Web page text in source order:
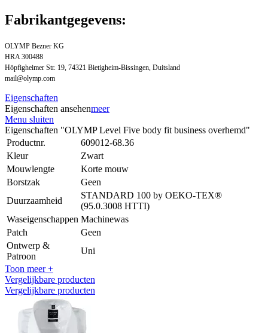
Fabrikantgegevens:
OLYMP Bezner KG
HRA 300488
Höpfigheimer Str. 19, 74321 Bietigheim-Bissingen, Duitsland
mail@olymp.com
Eigenschaften
Eigenschaften ansehenmeer
Menu sluiten
Eigenschaften "OLYMP Level Five body fit business overhemd"
Productnr.
609012-68.36
Kleur
Zwart
Mouwlengte
Korte mouw
Borstzak
Geen
Duurzaamheid
STANDARD 100 by OEKO-TEX®
(95.0.3008 HTTI)
Waseigenschappen Machinewas
Patch
Geen
Ontwerp &
Patroon
Uni
Toon meer +
Vergelijkbare producten
Vergelijkbare producten